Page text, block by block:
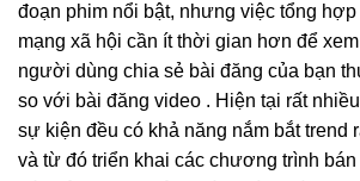
đoạn phim nổi bật, nhưng việc tổng hợp
mạng xã hội cần ít thời gian hơn để
người dùng chia sẻ bài đăng của bạn
so với bài đăng video . Hiện tại rất
sự kiện đều có khả năng nắm bắt trend
và từ đó triển khai các chương trình bán